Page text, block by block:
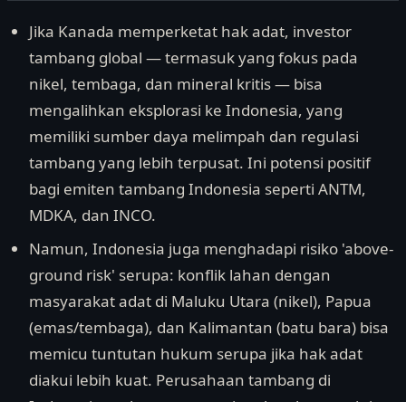
Jika Kanada memperketat hak adat, investor
tambang global — termasuk yang fokus pada
nikel, tembaga, dan mineral kritis — bisa
mengalihkan eksplorasi ke Indonesia, yang
memiliki sumber daya melimpah dan regulasi
tambang yang lebih terpusat. Ini potensi positif
bagi emiten tambang Indonesia seperti ANTM,
MDKA, dan INCO.
Namun, Indonesia juga menghadapi risiko 'above-
ground risk' serupa: konflik lahan dengan
masyarakat adat di Maluku Utara (nikel), Papua
(emas/tembaga), dan Kalimantan (batu bara) bisa
memicu tuntutan hukum serupa jika hak adat
diakui lebih kuat. Perusahaan tambang di